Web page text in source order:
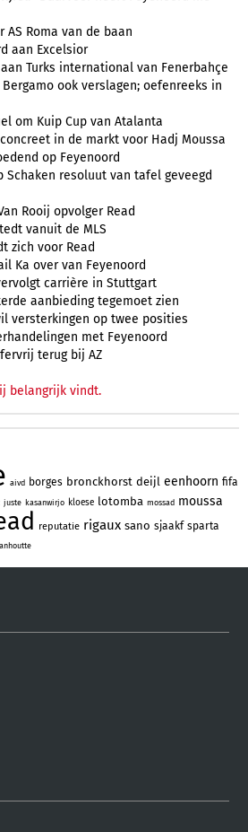
AS Roma van de baan
aan Excelsior
Turks international van Fenerbahçe
Bergamo ook verslagen; oefenreeks in
om Kuip Cup van Atalanta
in de markt voor Hadj Moussa
op Feyenoord
Schaken resoluut van tafel geveegd
Rooij opvolger Read
vanuit de MLS
zich voor Read
Ka over van Feyenoord
carrière in Stuttgart
aanbieding tegemoet zien
versterkingen op twee posities
met Feyenoord
terug bij AZ
belangrijk vindt.
aivd borges bronckhorst deijl eenhoorn fifa
juste kasanwirjo kloese lotomba mossad moussa
reputatie rigaux sano sjaakf sparta